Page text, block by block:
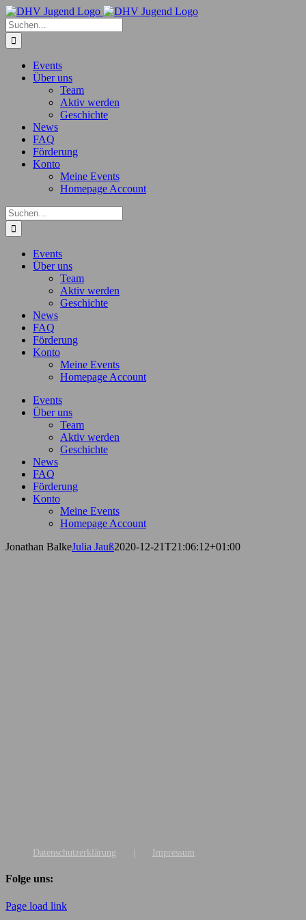
Zum
Inhalt
springen
Suche
nach:
Events
Über uns
Team
Aktiv werden
Geschichte
News
FAQ
Förderung
Konto
Meine Events
Homepage Account
Suche
nach:
Events
Über uns
Team
Aktiv werden
Geschichte
News
FAQ
Förderung
Konto
Meine Events
Homepage Account
Events
Über uns
Team
Aktiv werden
Geschichte
News
FAQ
Förderung
Konto
Meine Events
Homepage Account
Jonathan BalkeJulia Jauß2020-12-21T21:06:12+01:00
Datenschutzerklärung Impressum
Folge uns:
Page load link